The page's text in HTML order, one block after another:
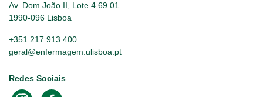
Av. Dom João II, Lote 4.69.01
1990-096 Lisboa
+351 217 913 400
geral@enfermagem.ulisboa.pt
Redes Sociais